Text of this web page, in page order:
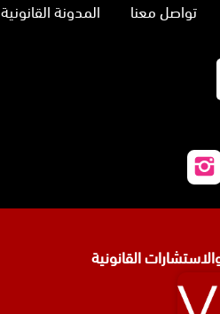
تواصل معنا المدونة القانونية
على
إنستجرام
القانونية